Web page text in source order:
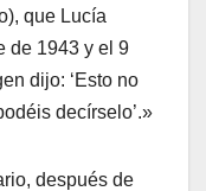
que Lucía
de 1943 y el 9
dijo: ‘Esto no
decírselo’.»
después de